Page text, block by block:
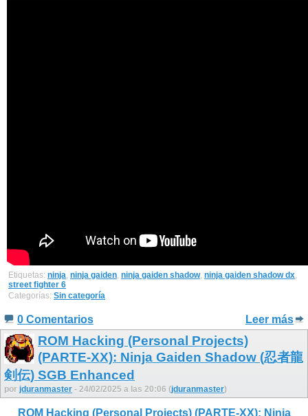
Etiquetas: ninja, ninja gaiden, ninja gaiden shadow, ninja gaiden shadow dx,
street fighter 6
Categorías: Sin categoría
0 Comentarios Leer más
ROM Hacking (Personal Projects)
(PARTE-XX): Ninja Gaiden Shadow (忍者龍
剣伝) SGB Enhanced
por jduranmaster - 24/02/2025 a las 20:06 (jduranmaster)
ROM Hacking (Personal Projects) (PARTE-XX): Ninja